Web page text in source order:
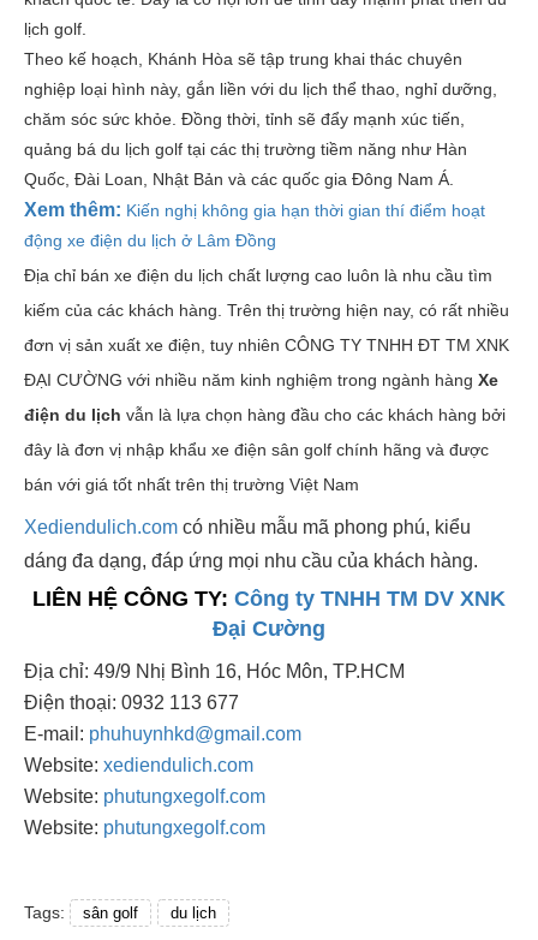
lịch golf.
Theo kế hoạch, Khánh Hòa sẽ tập trung khai thác chuyên
nghiệp loại hình này, gắn liền với du lịch thể thao, nghỉ dưỡng,
chăm sóc sức khỏe. Đồng thời, tỉnh sẽ đẩy mạnh xúc tiến,
quảng bá du lịch golf tại các thị trường tiềm năng như Hàn
Quốc, Đài Loan, Nhật Bản và các quốc gia Đông Nam Á.
Xem thêm: Kiến nghị không gia hạn thời gian thí điểm hoạt
động xe điện du lịch ở Lâm Đồng
Địa chỉ bán xe điện du lịch chất lượng cao luôn là nhu cầu tìm
kiếm của các khách hàng. Trên thị trường hiện nay, có rất nhiều
đơn vị sản xuất xe điện, tuy nhiên CÔNG TY TNHH ĐT TM XNK
ĐẠI CƯỜNG với nhiều năm kinh nghiệm trong ngành hàng Xe
điện du lịch vẫn là lựa chọn hàng đầu cho các khách hàng bởi
đây là đơn vị nhập khẩu xe điện sân golf chính hãng và được
bán với giá tốt nhất trên thị trường Việt Nam
Xediendulich.com có nhiều mẫu mã phong phú, kiểu
dáng đa dạng, đáp ứng mọi nhu cầu của khách hàng.
LIÊN HỆ CÔNG TY: Công ty TNHH TM DV XNK
Đại Cường
Địa chỉ: 49/9 Nhị Bình 16, Hóc Môn, TP.HCM
Điện thoại: 0932 113 677
E-mail: phuhuynhkd@gmail.com
Website: xediendulich.com
Website: phutungxegolf.com
Website: phutungxegolf.com
Tags: sân golf du lịch